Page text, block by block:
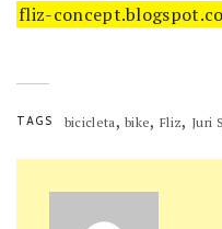
fliz-
TAGS bicicleta,bike,Fliz, Juri